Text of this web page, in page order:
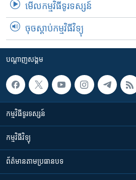
មើល​កម្មវិធី​ទូរទស្សន៍
ចុចស្តាប់កម្មវិធីវិទ្យុ
បណ្តាញ​សង្គម
កម្មវិធី​ទូរទស្សន៍
កម្មវិធី​វិទ្យុ
ព័ត៌មាន​តាមប្រធានបទ​